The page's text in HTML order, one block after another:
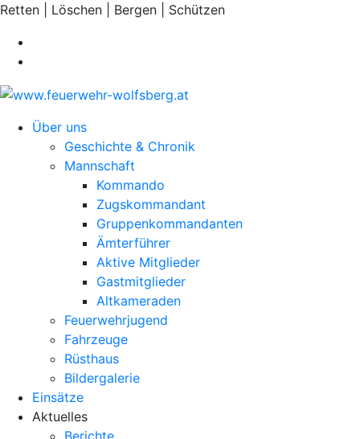
Retten | Löschen | Bergen | Schützen
Über uns
Geschichte & Chronik
Mannschaft
Kommando
Zugskommandant
Gruppenkommandanten
Ämterführer
Aktive Mitglieder
Gastmitglieder
Altkameraden
Feuerwehrjugend
Fahrzeuge
Rüsthaus
Bildergalerie
Einsätze
Aktuelles
Berichte